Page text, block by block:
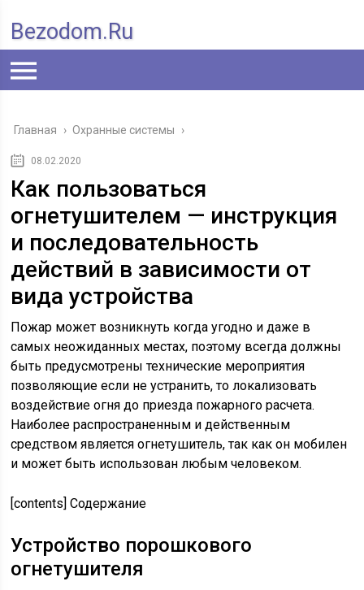
Bezodom.ru
Главная › Охранные системы ›
08.02.2020
Как пользоваться
огнетушителем — инструкция
и последовательность
действий в зависимости от
вида устройства
Пожар может возникнуть когда угодно и даже в
самых неожиданных местах, поэтому всегда должны
быть предусмотрены технические мероприятия
позволяющие если не устранить, то локализовать
воздействие огня до приезда пожарного расчета.
Наиболее распространенным и действенным
средством является огнетушитель, так как он мобилен
и может быть использован любым человеком.
[contents]Содержание
Устройство порошкового
огнетушителя